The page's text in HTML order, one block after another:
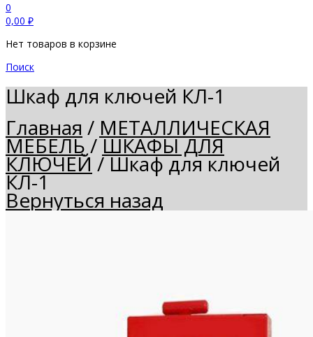
0
0,00 ₽
Нет товаров в корзине
Поиск
Шкаф для ключей КЛ-1
Главная / МЕТАЛЛИЧЕСКАЯ
МЕБЕЛЬ /ШКАФЫ ДЛЯ
КЛЮЧЕЙ /Шкаф для ключей
КЛ-1
Вернуться назад